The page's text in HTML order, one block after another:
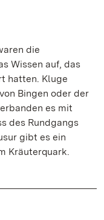
die
Wissen auf, das
hatten. Kluge
Bingen oder der
es mit
des Rundgangs
gibt es ein
Kräuterquark.